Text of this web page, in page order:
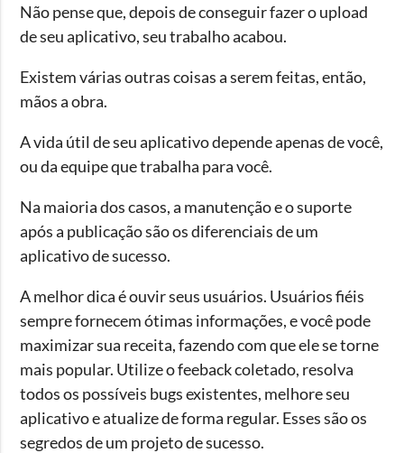
Não pense que, depois de conseguir fazer o upload
de seu aplicativo, seu trabalho acabou.
Existem várias outras coisas a serem feitas, então,
mãos a obra.
A vida útil de seu aplicativo depende apenas de você,
ou da equipe que trabalha para você.
Na maioria dos casos, a manutenção e o suporte
após a publicação são os diferenciais de um
aplicativo de sucesso.
A melhor dica é ouvir seus usuários. Usuários fiéis
sempre fornecem ótimas informações, e você pode
maximizar sua receita, fazendo com que ele se torne
mais popular. Utilize o feeback coletado, resolva
todos os possíveis bugs existentes, melhore seu
aplicativo e atualize de forma regular. Esses são os
segredos de um projeto de sucesso.